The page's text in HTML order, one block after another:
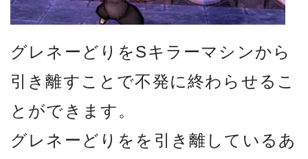
グレネーどりをSキラーマシンから
引き離すことで不発に終わらせるこ
とができます。
グレネーどりをを引き離しているあ